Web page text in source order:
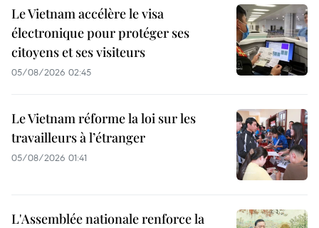
Le Vietnam accélère le visa
électronique pour protéger ses
citoyens et ses visiteurs
05/08/2026 02:45
Le Vietnam réforme la loi sur les
travailleurs à l’étranger
05/08/2026 01:41
L'Assemblée nationale renforce la